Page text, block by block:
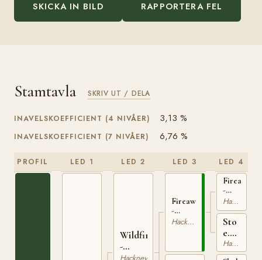
SKICKA IN BILD RAPPORTERA FEL
Stamtavla SKRIV UT / DELA
INAVELSKOEFFICIENT (4 NIVÅER) 3,13 %
INAVELSKOEFFICIENT (7 NIVÅER) 6,76 %
PROFIL LED 1 LED 2
Wildfire
-
Ramsdale's
Hackney
LED 3
Fireaway
-
Burgess
Hackney
LED 4
Fireaway
-
West's
HSB
203
Hackney
Sto
e.
xx
Hackney